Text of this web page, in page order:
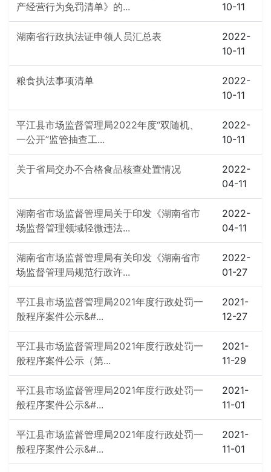
产经营行为免罚清单》的...
10-11
湖南省行政执法证申领人员汇总表
2022-
10-11
粮食执法事项清单
2022-
10-11
平江县市场监督管理局2022年度“双随机、
一公开”监管抽查工...
2022-
10-11
关于省局交办不合格食品核查处置情况
2022-
04-11
湖南省市场监督管理局关于印发《湖南省市
场监督管理领域轻微违法...
2022-
04-11
湖南省市场监督管理局有关印发《湖南省市
场监督管理局规范行政许...
2022-
01-27
平江县市场监督管理局2021年度行政处罚一
般程序案件公示&#...
2021-
12-27
平江县市场监督管理局2021年度行政处罚一
般程序案件公示（第...
2021-
11-29
平江县市场监督管理局2021年度行政处罚一
般程序案件公示&#...
2021-
11-01
平江县市场监督管理局2021年度行政处罚一
般程序案件公示&#...
2021-
11-01